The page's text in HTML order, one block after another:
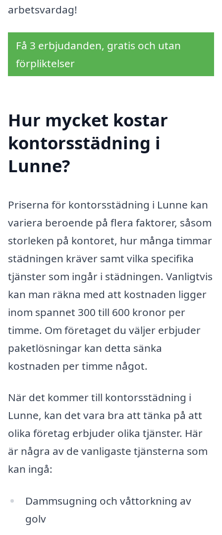
arbetsvardag!
Få 3 erbjudanden, gratis och utan
förpliktelser
Hur mycket kostar
kontorsstädning i
Lunne?
Priserna för kontorsstädning i Lunne kan
variera beroende på flera faktorer, såsom
storleken på kontoret, hur många timmar
städningen kräver samt vilka specifika
tjänster som ingår i städningen. Vanligtvis
kan man räkna med att kostnaden ligger
inom spannet 300 till 600 kronor per
timme. Om företaget du väljer erbjuder
paketlösningar kan detta sänka
kostnaden per timme något.
När det kommer till kontorsstädning i
Lunne, kan det vara bra att tänka på att
olika företag erbjuder olika tjänster. Här
är några av de vanligaste tjänsterna som
kan ingå:
Dammsugning och våttorkning av
golv